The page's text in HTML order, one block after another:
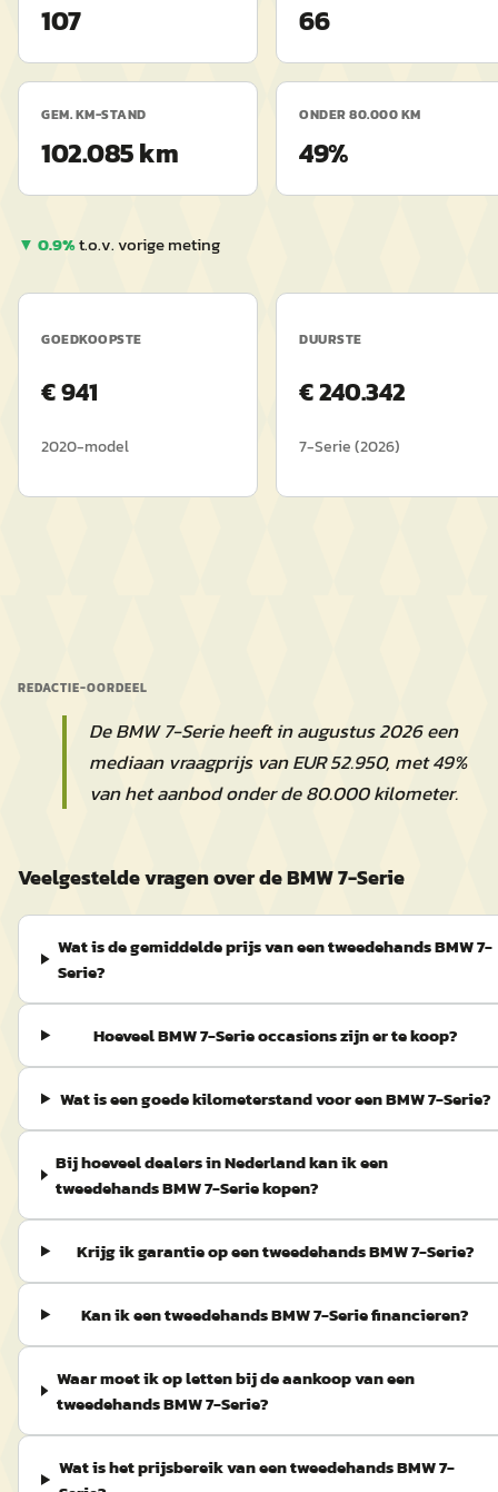
107 66
GEM. KM-STAND
102.085 km
ONDER 80.000 KM
49%
▼ 0.9%t.o.v. vorige meting
GOEDKOOPSTE
€941
2020-model
DUURSTE
€240.342
7-Serie(2026)
REDACTIE-OORDEEL
De BMW 7-Serie heeft in augustus 2026 een
mediaan vraagprijs van EUR 52.950, met 49%
van het aanbod onder de 80.000 kilometer.
Veelgestelde vragen over de BMW 7-Serie
Wat is de gemiddelde prijs van een tweedehands BMW 7-
Serie?
Hoeveel BMW 7-Serie occasions zijn er te koop?
Wat is een goede kilometerstand voor een BMW 7-Serie?
Bij hoeveel dealers in Nederland kan ik een
tweedehands BMW 7-Serie kopen?
Krijg ik garantie op een tweedehands BMW 7-Serie?
Kan ik een tweedehands BMW 7-Serie financieren?
Waar moet ik op letten bij de aankoop van een
tweedehands BMW 7-Serie?
Wat is het prijsbereik van een tweedehands BMW 7-